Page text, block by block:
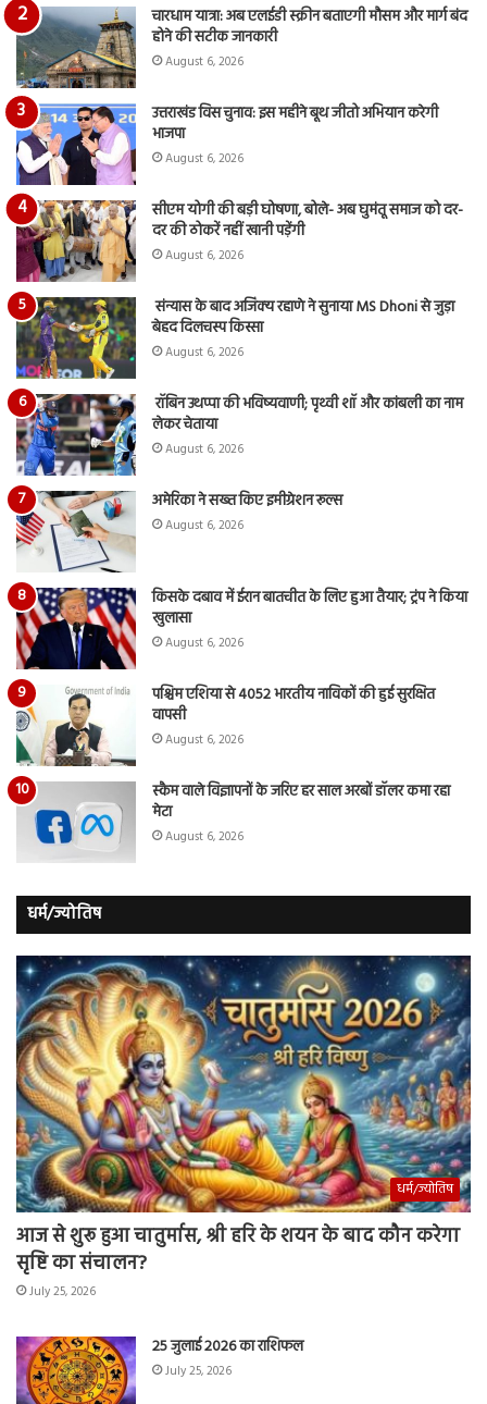
चारधाम यात्रा: अब एलईडी स्क्रीन बताएगी मौसम और मार्ग बंद
होने की सटीक जानकारी
August 6, 2026
उत्तराखंड विस चुनाव: इस महीने बूथ जीतो अभियान करेगी
भाजपा
August 6, 2026
सीएम योगी की बड़ी घोषणा, बोले- अब घुमंतू समाज को दर-
दर की ठोकरें नहीं खानी पड़ेंगी
August 6, 2026
संन्यास के बाद अजिंक्‍य रहाणे ने सुनाया MS Dhoni से जुड़ा
बेहद दिलचस्प किस्सा
August 6, 2026
रॉबिन उथप्पा की भविष्यवाणी; पृथ्वी शॉ और कांबली का नाम
लेकर चेताया
August 6, 2026
अमेरिका ने सख्त किए इमीग्रेशन रूल्स
August 6, 2026
किसके दबाव में ईरान बातचीत के लिए हुआ तैयार; ट्रंप ने किया
खुलासा
August 6, 2026
पश्चिम एशिया से 4052 भारतीय नाविकों की हुई सुरक्षित
वापसी
August 6, 2026
स्कैम वाले विज्ञापनों के जरिए हर साल अरबों डॉलर कमा रहा
मेटा
August 6, 2026
धर्म/ज्योतिष
धर्म/ज्योतिष
आज से शुरू हुआ चातुर्मास, श्री हरि के शयन के बाद कौन करेगा
सृष्टि का संचालन?
July 25, 2026
25 जुलाई 2026 का राशिफल
July 25, 2026